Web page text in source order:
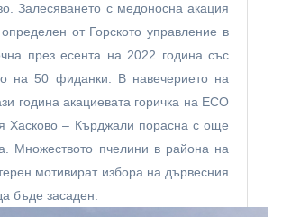
Залесяването с медоносна акация
от Горското управление в
през есента на 2022 година със
на 50 фиданки. В навечерието на
година акациевата горичка на ЕСО
Хасково – Кърджали порасна с още
Множеството пчелини в района на
мотивират избора на дървесния
бъде засаден.